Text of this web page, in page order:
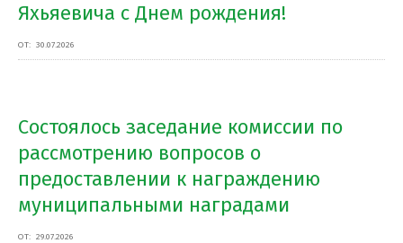
Яхьяевича с Днем рождения!
ОТ: 30.07.2026
Состоялось заседание комиссии по
рассмотрению вопросов о
предоставлении к награждению
муниципальными наградами
ОТ: 29.07.2026